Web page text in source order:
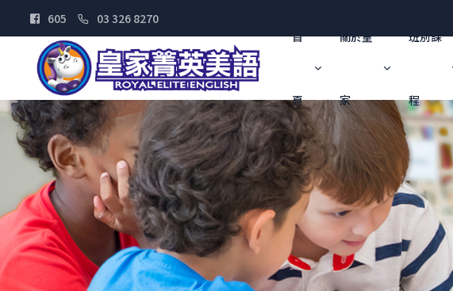
605 03 326 8270
首
頁
關於皇
家
班別課
程